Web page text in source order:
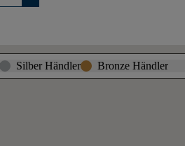
Silber Händler Bronze Händler